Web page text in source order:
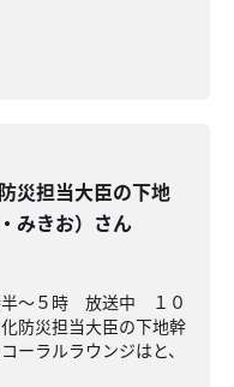
災担当大臣の下地
みきお）さん
半～５時 放送中 １０
災担当大臣の下地幹
ーラルラウンジはと、